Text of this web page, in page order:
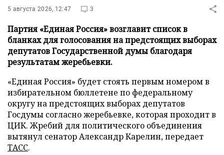
5 августа 2026, 12:47 3
Партия «Единая Россия» возглавит список в
бланках для голосования на предстоящих выборах
депутатов Государственной думы благодаря
результатам жеребьевки.
«Единая Россия» будет стоять первым номером в
избирательном бюллетене по федеральному
округу на предстоящих выборах депутатов
Госдумы согласно жеребьевке, которая проходит в
ЦИК. Жребий для политического объединения
вытянул сенатор Александр Карелин, передает
ТАСС.